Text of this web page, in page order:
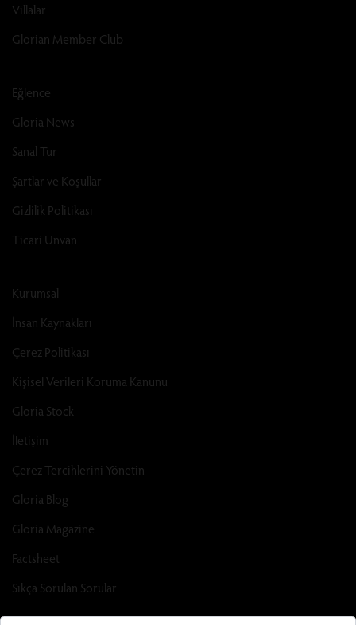
Villalar
Glorian Member Club
Eğlence
Gloria News
Sanal Tur
Şartlar ve Koşullar
Gizlilik Politikası
Ticari Unvan
Kurumsal
İnsan Kaynakları
Çerez Politikası
Kişisel Verileri Koruma Kanunu
Gloria Stock
İletişim
Çerez Tercihlerini Yönetin
Gloria Blog
Gloria Magazine
Factsheet
Sıkça Sorulan Sorular